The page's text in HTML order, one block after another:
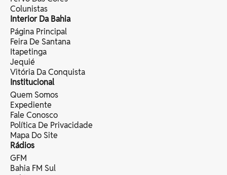
Colunistas
Interior Da Bahia
Página Principal
Feira De Santana
Itapetinga
Jequié
Vitória Da Conquista
Institucional
Quem Somos
Expediente
Fale Conosco
Política De Privacidade
Mapa Do Site
Rádios
GFM
Bahia FM Sul